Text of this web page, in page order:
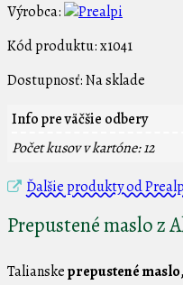
Výrobca:
Kód produktu:x1041
Dostupnosť:Na sklade
Info pre väčšie odbery
Počet kusov v kartóne: 12
Ďalšie produkty od
Prepustené maslo z
Talianskeprepustené